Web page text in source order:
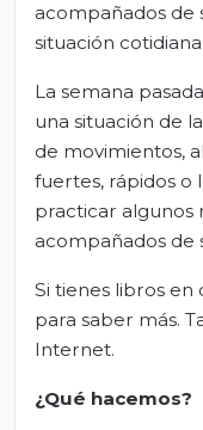
acompañados de
situación cotidiana.
La semana
una situación de
de movimientos,
fuertes, rápidos o
practicar algunos
acompañados de
Si tienes libros en
para saber más.
Internet.
¿Qué hacemos?